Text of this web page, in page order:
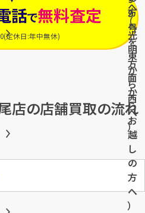
方
へ
9
号
を
東
か
ら
西
へ
）
へ
（
光
明
方
面
か
ら
お
越
し
の
方
へ
）
話で無料査定
定休日:年中無休)
店の店舗買取の流れ